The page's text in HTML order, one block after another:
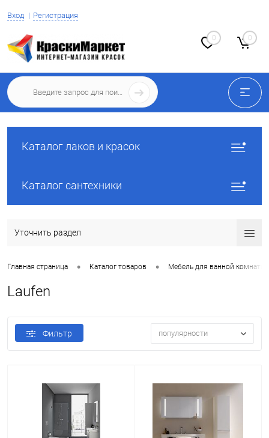
Вход Регистрация
0 0
Каталог лаков и красок
Каталог сантехники
Уточнить раздел
Главная страница • Каталог товаров • Мебель для ванной комнаты
Laufen
Фильтр популярности